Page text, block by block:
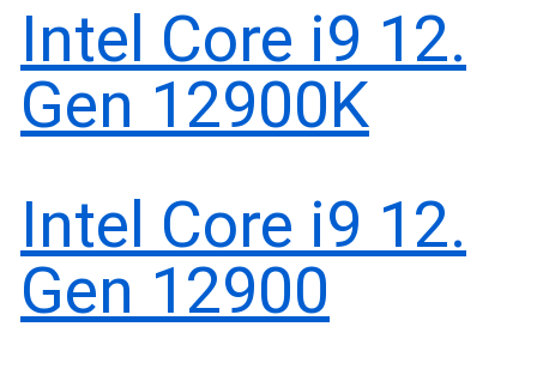
Intel Core i9 12.
Gen 12900K
Intel Core i9 12.
Gen 12900